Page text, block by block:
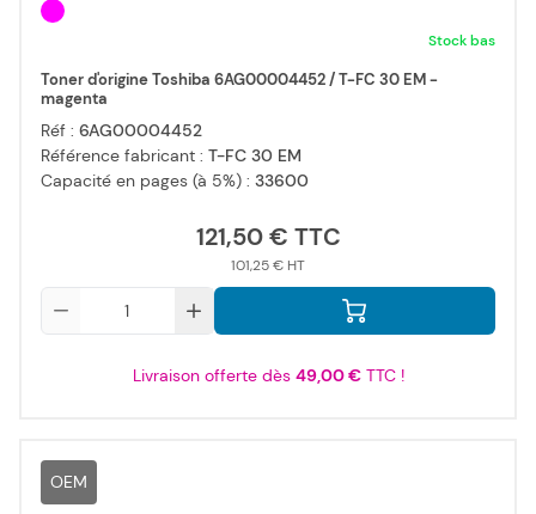
Stock bas
Toner d'origine Toshiba 6AG00004452 / T-FC 30 EM -
magenta
Réf : 6AG00004452
Référence fabricant : T-FC 30 EM
Capacité en pages (à 5%) : 33600
121,50 €
101,25 €
Livraison offerte dès 49,00 €TTC !
OEM